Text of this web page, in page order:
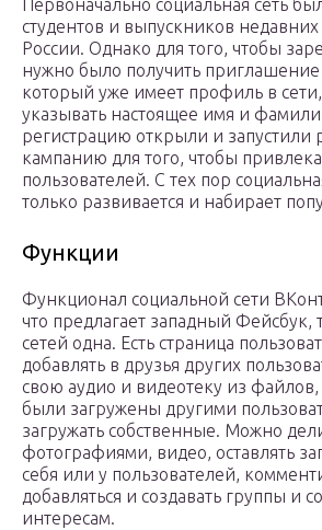
Первоначально социальная сеть
студентов и выпускников
России. Однако для того, чтобы
нужно было получить приглашение
который уже имеет профиль в сети,
указывать настоящее имя и
регистрацию открыли и запустили
кампанию для того, чтобы
пользователей. С тех пор
только развивается и набирает
Функции
Функционал социальной сети
что предлагает западный Фейсбук,
сетей одна. Есть страница
добавлять в друзья других
свою аудио и видеотеку из
были загружены другими
загружать собственные. Можно
фотографиями, видео, оставлять
себя или у пользователей,
добавляться и создавать группы и
интересам.